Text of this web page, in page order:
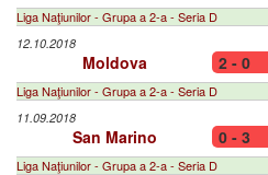
Liga Naţiunilor - Grupa a 2-a - Seria D
12.10.2018
Moldova 2 - 0
Liga Naţiunilor - Grupa a 2-a - Seria D
11.09.2018
San Marino 0 - 3
Liga Naţiunilor - Grupa a 2-a - Seria D